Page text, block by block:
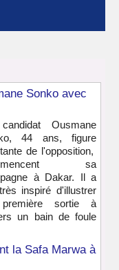
Sonko avec
Ousmane
44 ans, figure
de l'opposition,
sa
à Dakar. Il a
inspiré d'illustrer
sortie à
un bain de foule
la Safa Marwa à